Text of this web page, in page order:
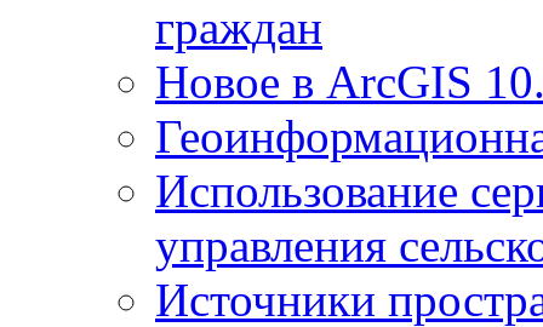
граждан
Новое в ArcGIS
Использование
управления
Источники